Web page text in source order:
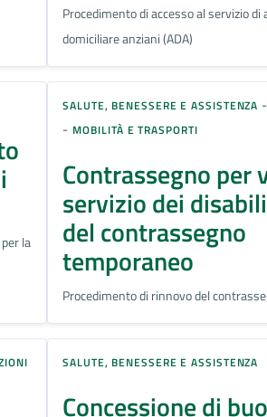
Procedimento di accesso al servizio
domiciliare anziani (ADA)
la
SALUTE, BENESSERE E ASSISTENZA -
- MOBILITÀ E TRASPORTI
Contrassegno per
servizio dei
del contrassegno
temporaneo
Procedimento di rinnovo del
SALUTE, BENESSERE E ASSISTENZA
Concessione di